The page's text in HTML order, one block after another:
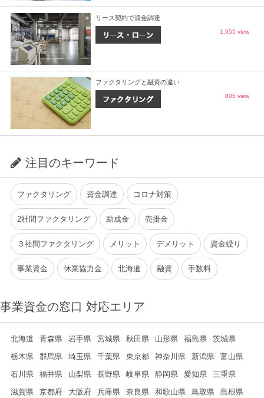
リース契約で資金調達
1,955 view
ファクタリングと融資の違い
805 view
注目のキーワード
ファクタリング 資金調達 コロナ対策
2社間ファクタリング 助成金 売掛金
３社間ファクタリング メリット デメリット 資金繰り
事業資金 休業協力金 北海道 融資 手数料
事業資金の窓口 対応エリア
北海道 青森県 岩手県 宮城県 秋田県 山形県 福島県
茨城県
栃木県
群馬県 埼玉県 千葉県 東京都 神奈川県 新潟県
富山県
石川県
福井県 山梨県 長野県 岐阜県 静岡県 愛知県
三重県
滋賀県
京都府 大阪府 兵庫県 奈良県 和歌山県 鳥取県
島根県